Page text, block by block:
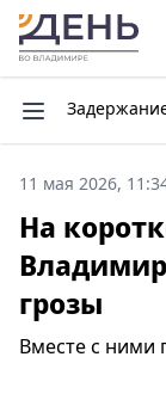
11 мая 2026,
На
грозы
Вместе с ними